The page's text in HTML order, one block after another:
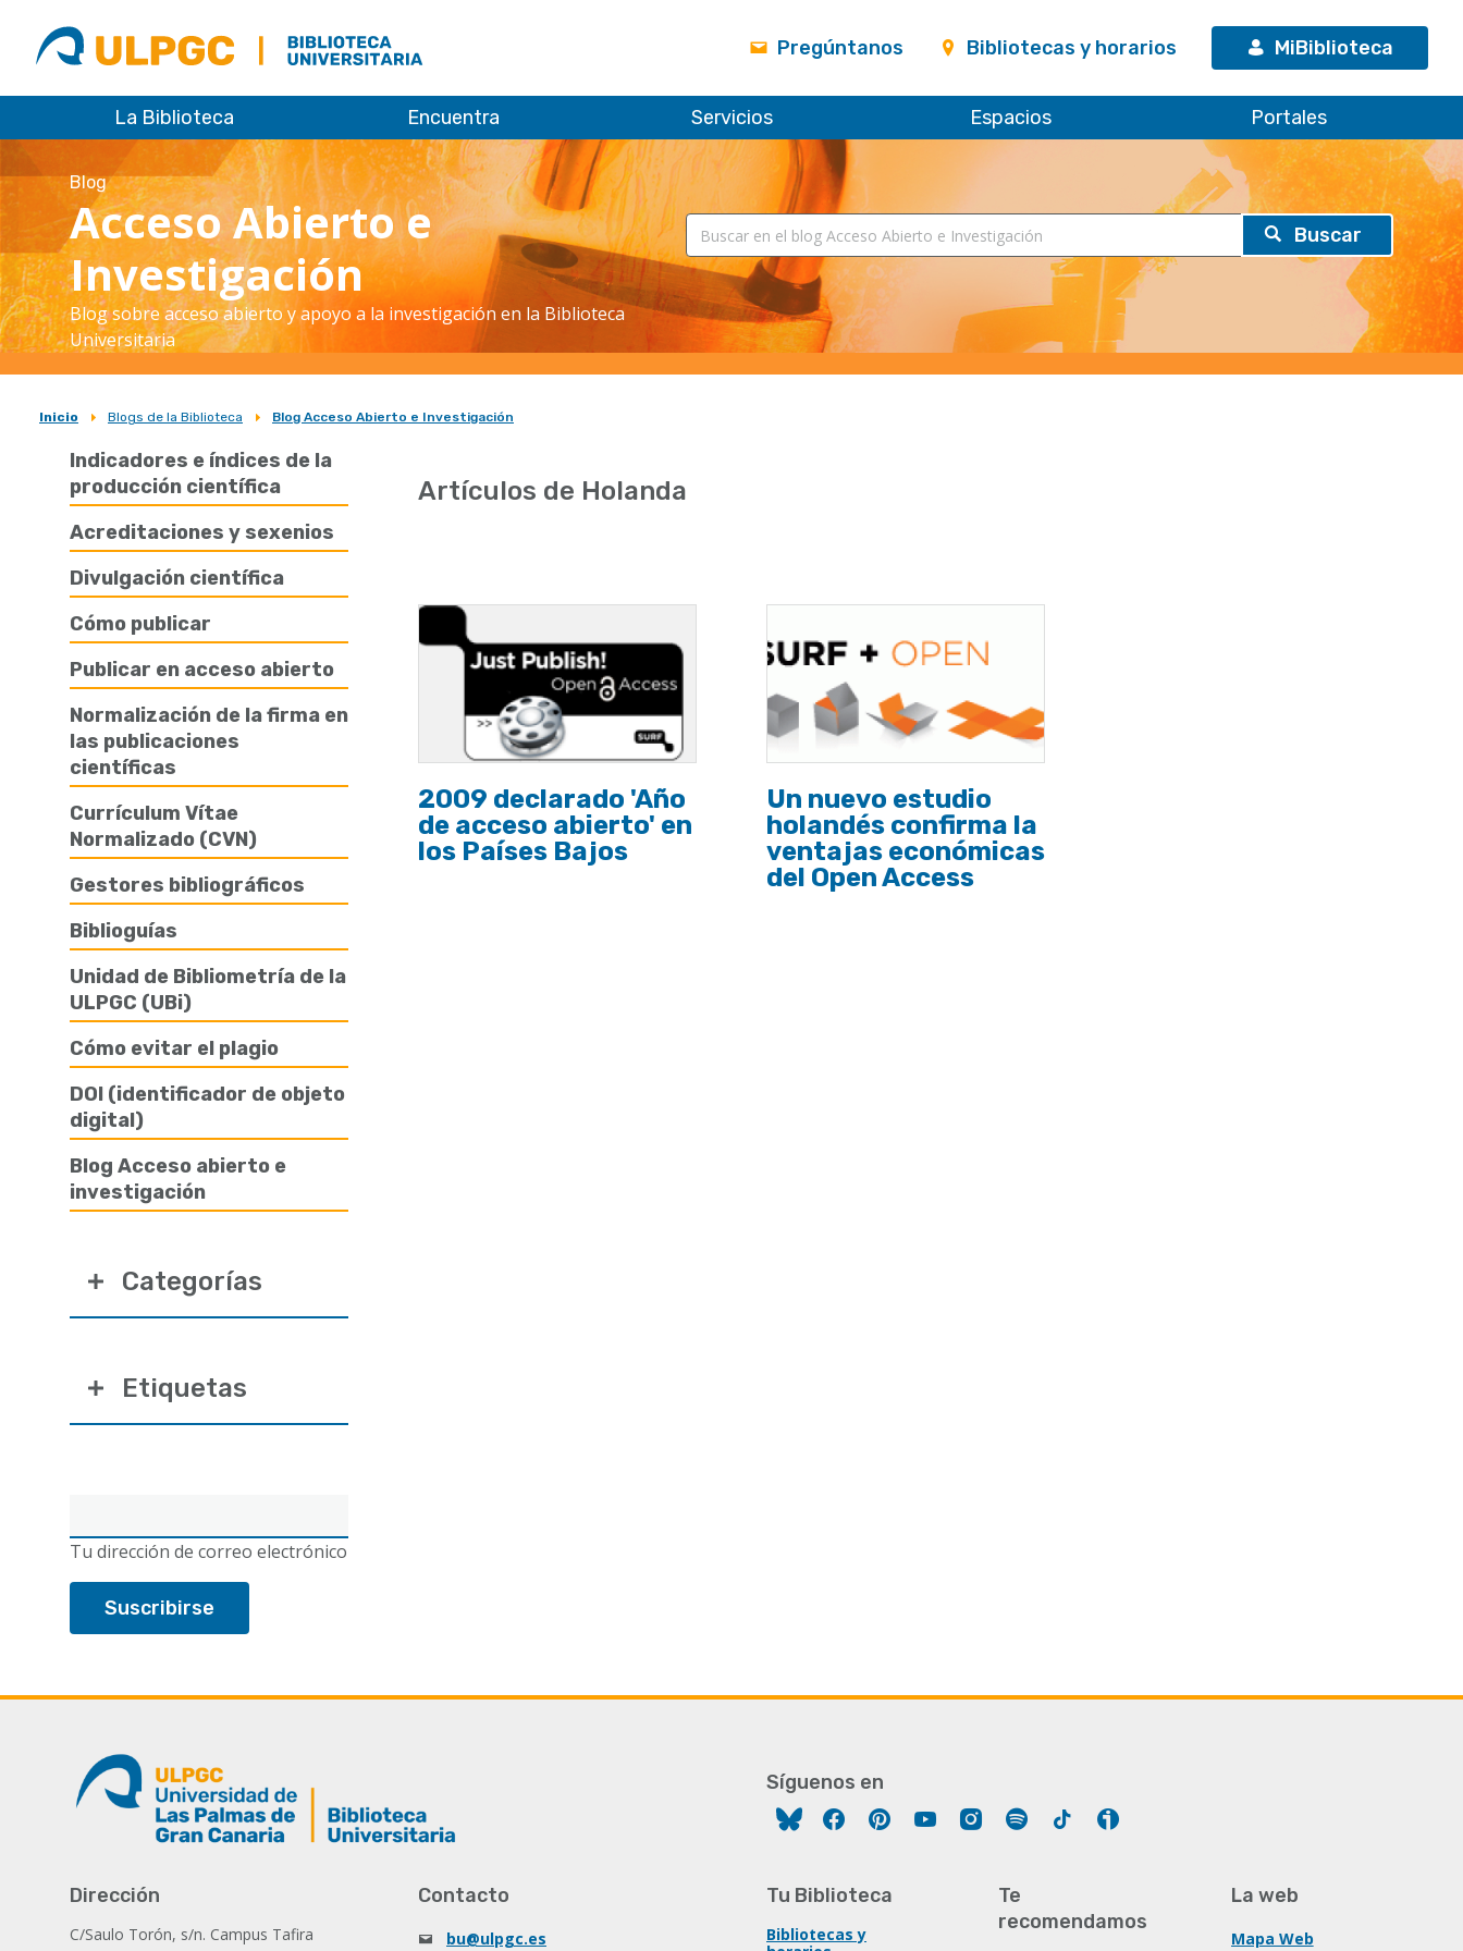
ULPGC
Biblioteca
ULPGC
Pregúntanos Bibliotecas y horarios MiBiblioteca
La Biblioteca Encuentra Servicios Espacios Portales
Blog
Acceso Abierto e
Investigación
Blog sobre acceso abierto y apoyo a la investigación en la Biblioteca
Universitaria
Sobrescribir
enlaces
de
ayuda
navegación
Inicio Blogs de la Biblioteca Blog Acceso Abierto e Investigación
Indicadores e índices de la
producción científica
Acreditaciones y sexenios
Divulgación científica
Cómo publicar
Publicar en acceso abierto
Normalización de la firma en
las publicaciones
científicas
Currículum Vítae
Normalizado (CVN)
Gestores bibliográficos
Biblioguías
Unidad de Bibliometría de la
ULPGC (UBi)
Cómo evitar el plagio
DOI (identificador de objeto
digital)
Blog Acceso abierto e
investigación
electrónico
Tu dirección de correo electrónico
Categorías
Etiquetas
Artículos de Holanda
2009 declarado 'Año
de acceso abierto' en
los Países Bajos
Un nuevo estudio
holandés confirma la
ventajas económicas
del Open Access
Síguenos en
FacebookPinterestYouTubeInstagram
Spotify Tiktok
Dirección
C/Saulo Torón, s/n. Campus Tafira
Contacto
bu@ulpgc.es
Tu Biblioteca
Bibliotecas y
Te
recomendamos
La web
Mapa Web